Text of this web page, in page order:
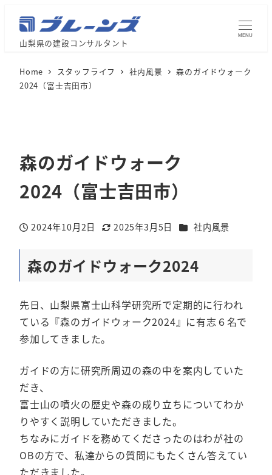
山梨県の建設コンサルタント
MENU
Home スタッフライフ 社内風景
森のガイドウォーク
2024（富士吉田市）
森のガイドウォーク
2024（富士吉田市）
投稿日
2024年10月2日
更新日
2025年3月5日 カテゴリー
社内風景
森のガイドウォーク2024
先日、山梨県富士山科学研究所で定期的に行われ
ている『森のガイドウォーク2024』に有志６名で
参加してきました。
ガイドの方に研究所周辺の森の中を案内していた
だき、
富士山の噴火の歴史や森の成り立ちについてわか
りやすく説明していただきました。
ちなみにガイドを務めてくださったのはわが社の
OBの方で、私達からの質問にもたくさん答えてい
ただきました。